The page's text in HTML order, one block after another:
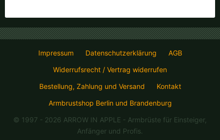
Impressum Datenschutzerklärung
AGB
Widerrufsrecht / Vertrag widerrufen
Bestellung, Zahlung und Versand
Kontakt
Armbrustshop Berlin und Brandenburg
© 1997 - 2026 ARROW IN APPLE - Armbrüste für Einsteiger,
Anfänger und Profis.